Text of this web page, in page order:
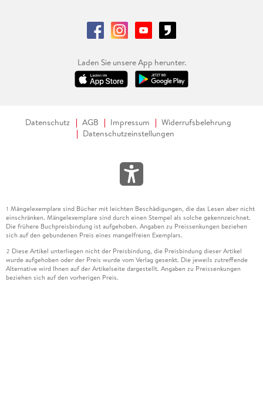
Laden Sie unsere App herunter.
Datenschutz AGB Impressum
Widerrufsbelehrung
Datenschutzeinstellungen
1 Mängelexemplare sind Bücher mit leichten Beschädigungen, die das Lesen aber nicht
einschränken. Mängelexemplare sind durch einen Stempel als solche gekennzeichnet.
Die frühere Buchpreisbindung ist aufgehoben. Angaben zu Preissenkungen beziehen
sich auf den gebundenen Preis eines mangelfreien Exemplars.
2 Diese Artikel unterliegen nicht der Preisbindung, die Preisbindung dieser Artikel
wurde aufgehoben oder der Preis wurde vom Verlag gesenkt. Die jeweils zutreffende
Alternative wird Ihnen auf der Artikelseite dargestellt. Angaben zu Preissenkungen
beziehen sich auf den vorherigen Preis.